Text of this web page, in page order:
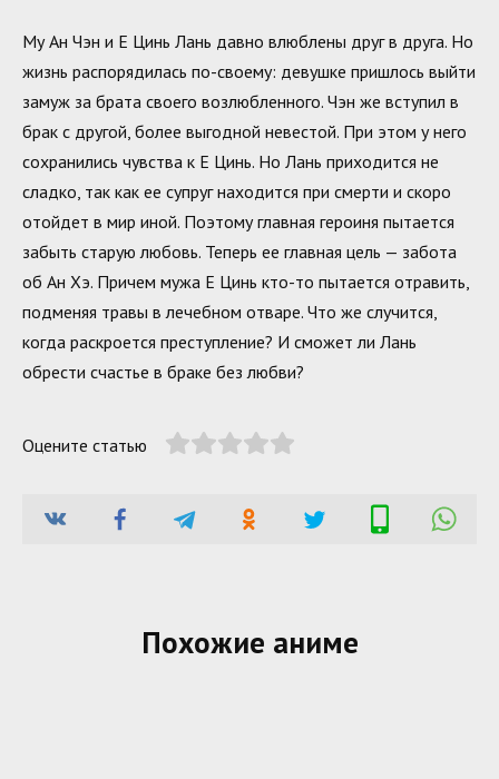
Му Ан Чэн и Е Цинь Лань давно влюблены друг в друга. Но
жизнь распорядилась по-своему: девушке пришлось выйти
замуж за брата своего возлюбленного. Чэн же вступил в
брак с другой, более выгодной невестой. При этом у него
сохранились чувства к Е Цинь. Но Лань приходится не
сладко, так как ее супруг находится при смерти и скоро
отойдет в мир иной. Поэтому главная героиня пытается
забыть старую любовь. Теперь ее главная цель — забота
об Ан Хэ. Причем мужа Е Цинь кто-то пытается отравить,
подменяя травы в лечебном отваре. Что же случится,
когда раскроется преступление? И сможет ли Лань
обрести счастье в браке без любви?
Оцените статью
Похожие аниме